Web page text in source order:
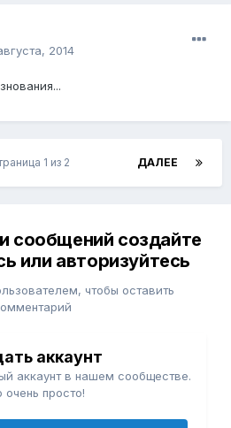
2014
ДАЛЕЕ
1 из 2
сообщений создайте
или авторизуйтесь
чтобы оставить
аккаунт
аккаунт в нашем сообществе.
очень просто!